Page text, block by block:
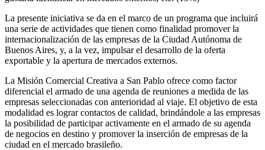
La presente iniciativa se da en el marco de un programa que incluirá
una serie de actividades que tienen como finalidad promover la
internacionalización de las empresas de la Ciudad Autónoma de
Buenos Aires, y, a la vez, impulsar el desarrollo de la oferta
exportable y la apertura de mercados externos.
La Misión Comercial Creativa a San Pablo ofrece como factor
diferencial el armado de una agenda de reuniones a medida de las
empresas seleccionadas con anterioridad al viaje. El objetivo de esta
modalidad es lograr contactos de calidad, brindándole a las empresas
la posibilidad de participar activamente en el armado de su agenda
de negocios en destino y promover la inserción de empresas de la
ciudad en el mercado brasileño.